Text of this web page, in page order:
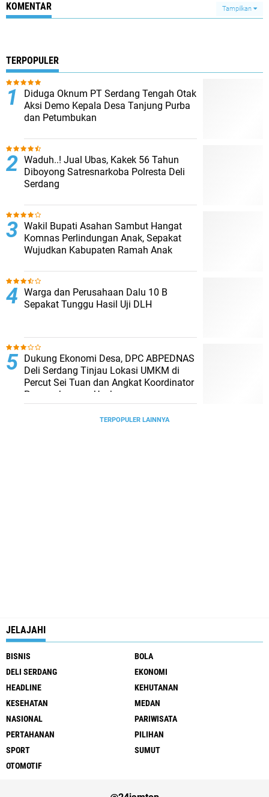
KOMENTAR Tampilkan
TERPOPULER
Diduga Oknum PT Serdang Tengah Otak
Aksi Demo Kepala Desa Tanjung Purba
dan Petumbukan
Waduh..! Jual Ubas, Kakek 56 Tahun
Diboyong Satresnarkoba Polresta Deli
Serdang
Wakil Bupati Asahan Sambut Hangat
Komnas Perlindungan Anak, Sepakat
Wujudkan Kabupaten Ramah Anak
Warga dan Perusahaan Dalu 10 B
Sepakat Tunggu Hasil Uji DLH
Dukung Ekonomi Desa, DPC ABPEDNAS
Deli Serdang Tinjau Lokasi UMKM di
Percut Sei Tuan dan Angkat Koordinator
Pengembangan Usaha
TERPOPULER LAINNYA
JELAJAHI
BISNIS
BOLA
DELI SERDANG
EKONOMI
HEADLINE
KEHUTANAN
KESEHATAN
MEDAN
NASIONAL
PARIWISATA
PERTAHANAN
PILIHAN
SPORT
SUMUT
OTOMOTIF